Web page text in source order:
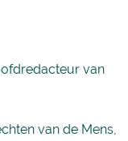
van
van de Mens,